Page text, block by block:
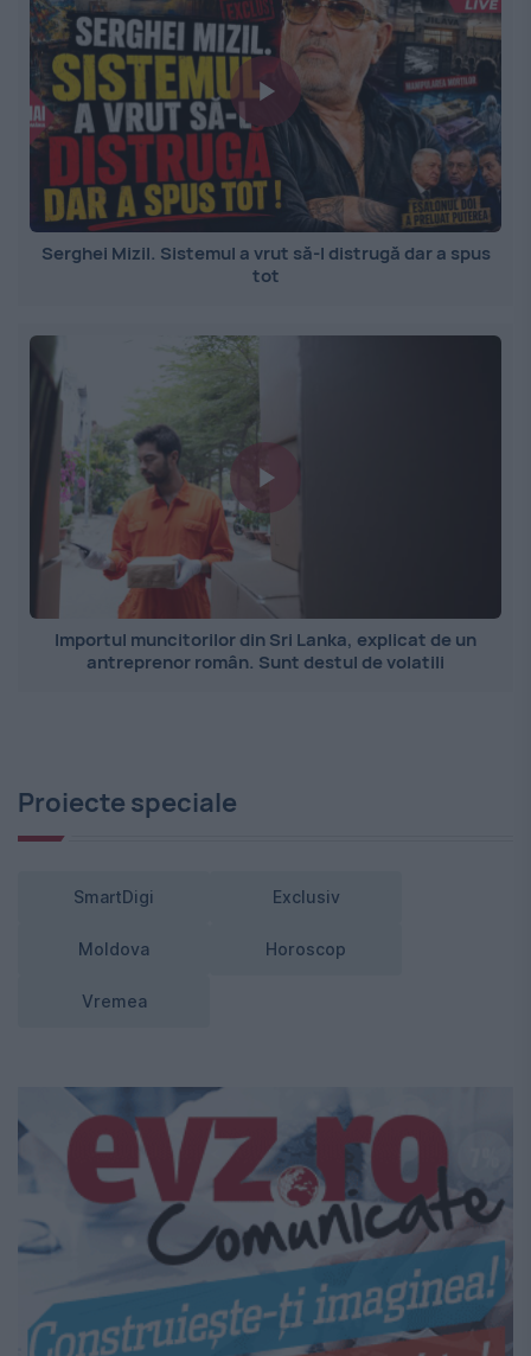
Serghei Mizil. Sistemul a vrut să-l distrugă dar a spus
tot
Importul muncitorilor din Sri Lanka, explicat de un
antreprenor român. Sunt destul de volatili
Proiecte speciale
SmartDigi Exclusiv
Moldova Horoscop
Vremea